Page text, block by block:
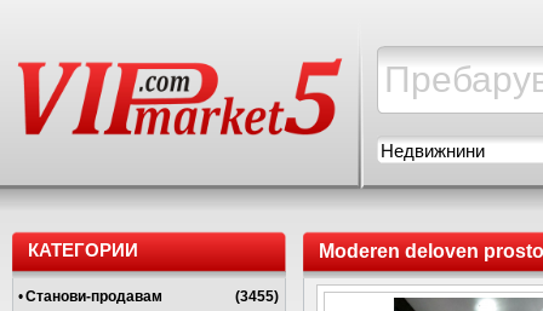
Недвижнини
КАТЕГОРИИ
•Станови-продавам
(3455)
Moderen deloven